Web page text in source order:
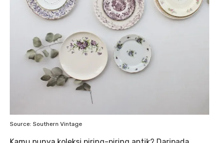
Source: Southern Vintage